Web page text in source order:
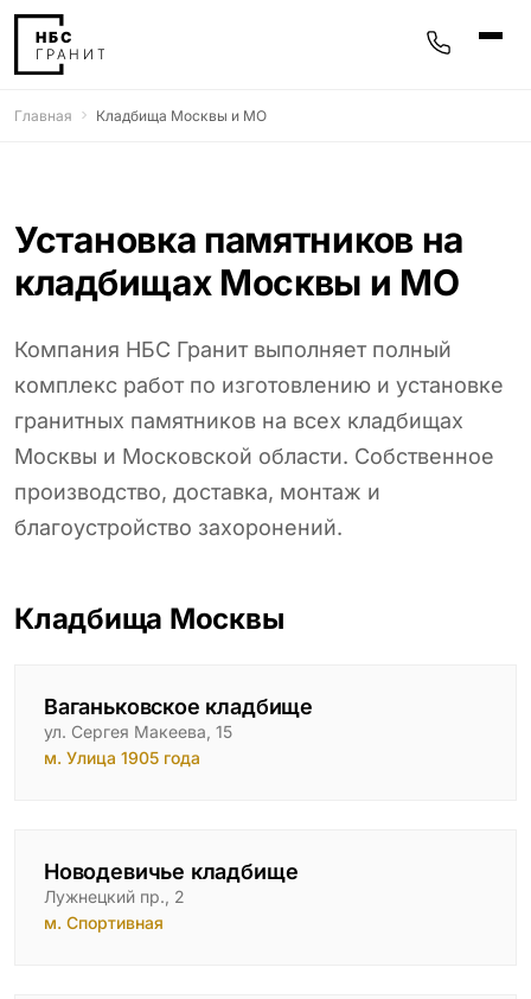
Гравировка
77 моделей
Фотокерамика
Надгробные плиты
Благоустройство
Металлические ограды
Гранитные цветники
7 моделей
Столы и лавки
24 модели
145 моделей
Главная Кладбища Москвы и МО
Установка памятников на
кладбищах Москвы и МО
Компания НБС Гранит выполняет полный
комплекс работ по изготовлению и установке
гранитных памятников на всех кладбищах
Москвы и Московской области. Собственное
производство, доставка, монтаж и
благоустройство захоронений.
Кладбища Москвы
Ваганьковское кладбище
ул. Сергея Макеева, 15
м. Улица 1905 года
Новодевичье кладбище
Лужнецкий пр., 2
м. Спортивная